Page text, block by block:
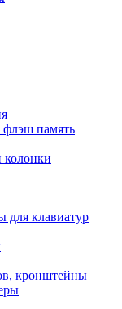
флэш память
колонки
для клавиатур
кронштейны